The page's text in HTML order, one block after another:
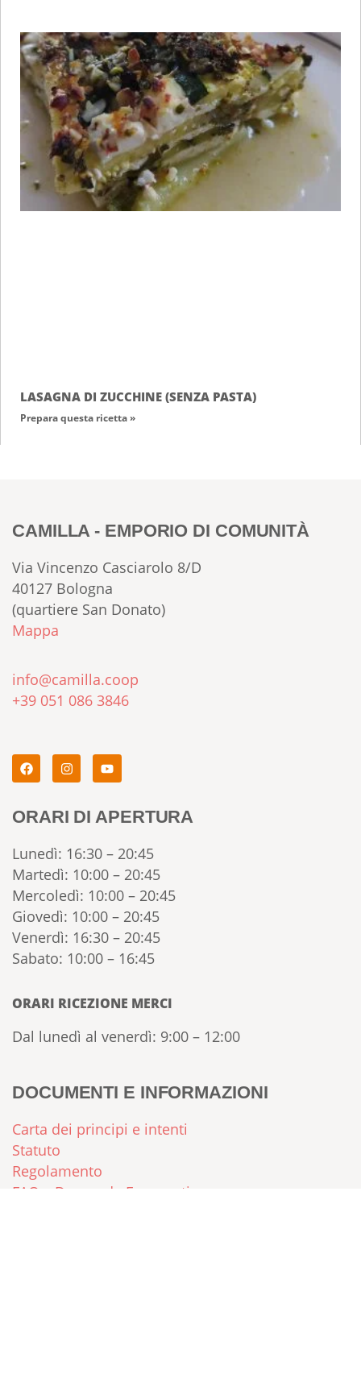
LASAGNA DI ZUCCHINE (SENZA PASTA)
Prepara questa ricetta »
CAMILLA - EMPORIO DI COMUNITÀ
Via Vincenzo Casciarolo 8/D
40127 Bologna
(quartiere San Donato)
Mappa
info@camilla.coop
+39 051 086 3846
ORARI DI APERTURA
Lunedì: 16:30 – 20:45
Martedì: 10:00 – 20:45
Mercoledì: 10:00 – 20:45
Giovedì: 10:00 – 20:45
Venerdì: 16:30 – 20:45
Sabato: 10:00 – 16:45
ORARI RICEZIONE MERCI
Dal lunedì al venerdì: 9:00 – 12:00
DOCUMENTI E INFORMAZIONI
Carta dei principi e intenti
Statuto
Regolamento
FAQ – Domande Frequenti